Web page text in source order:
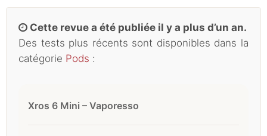
Cette revue a été publiée il y a plus d’un an.
Des tests plus récents sont disponibles dans la
catégorie Pods :
Xros 6 Mini – Vaporesso